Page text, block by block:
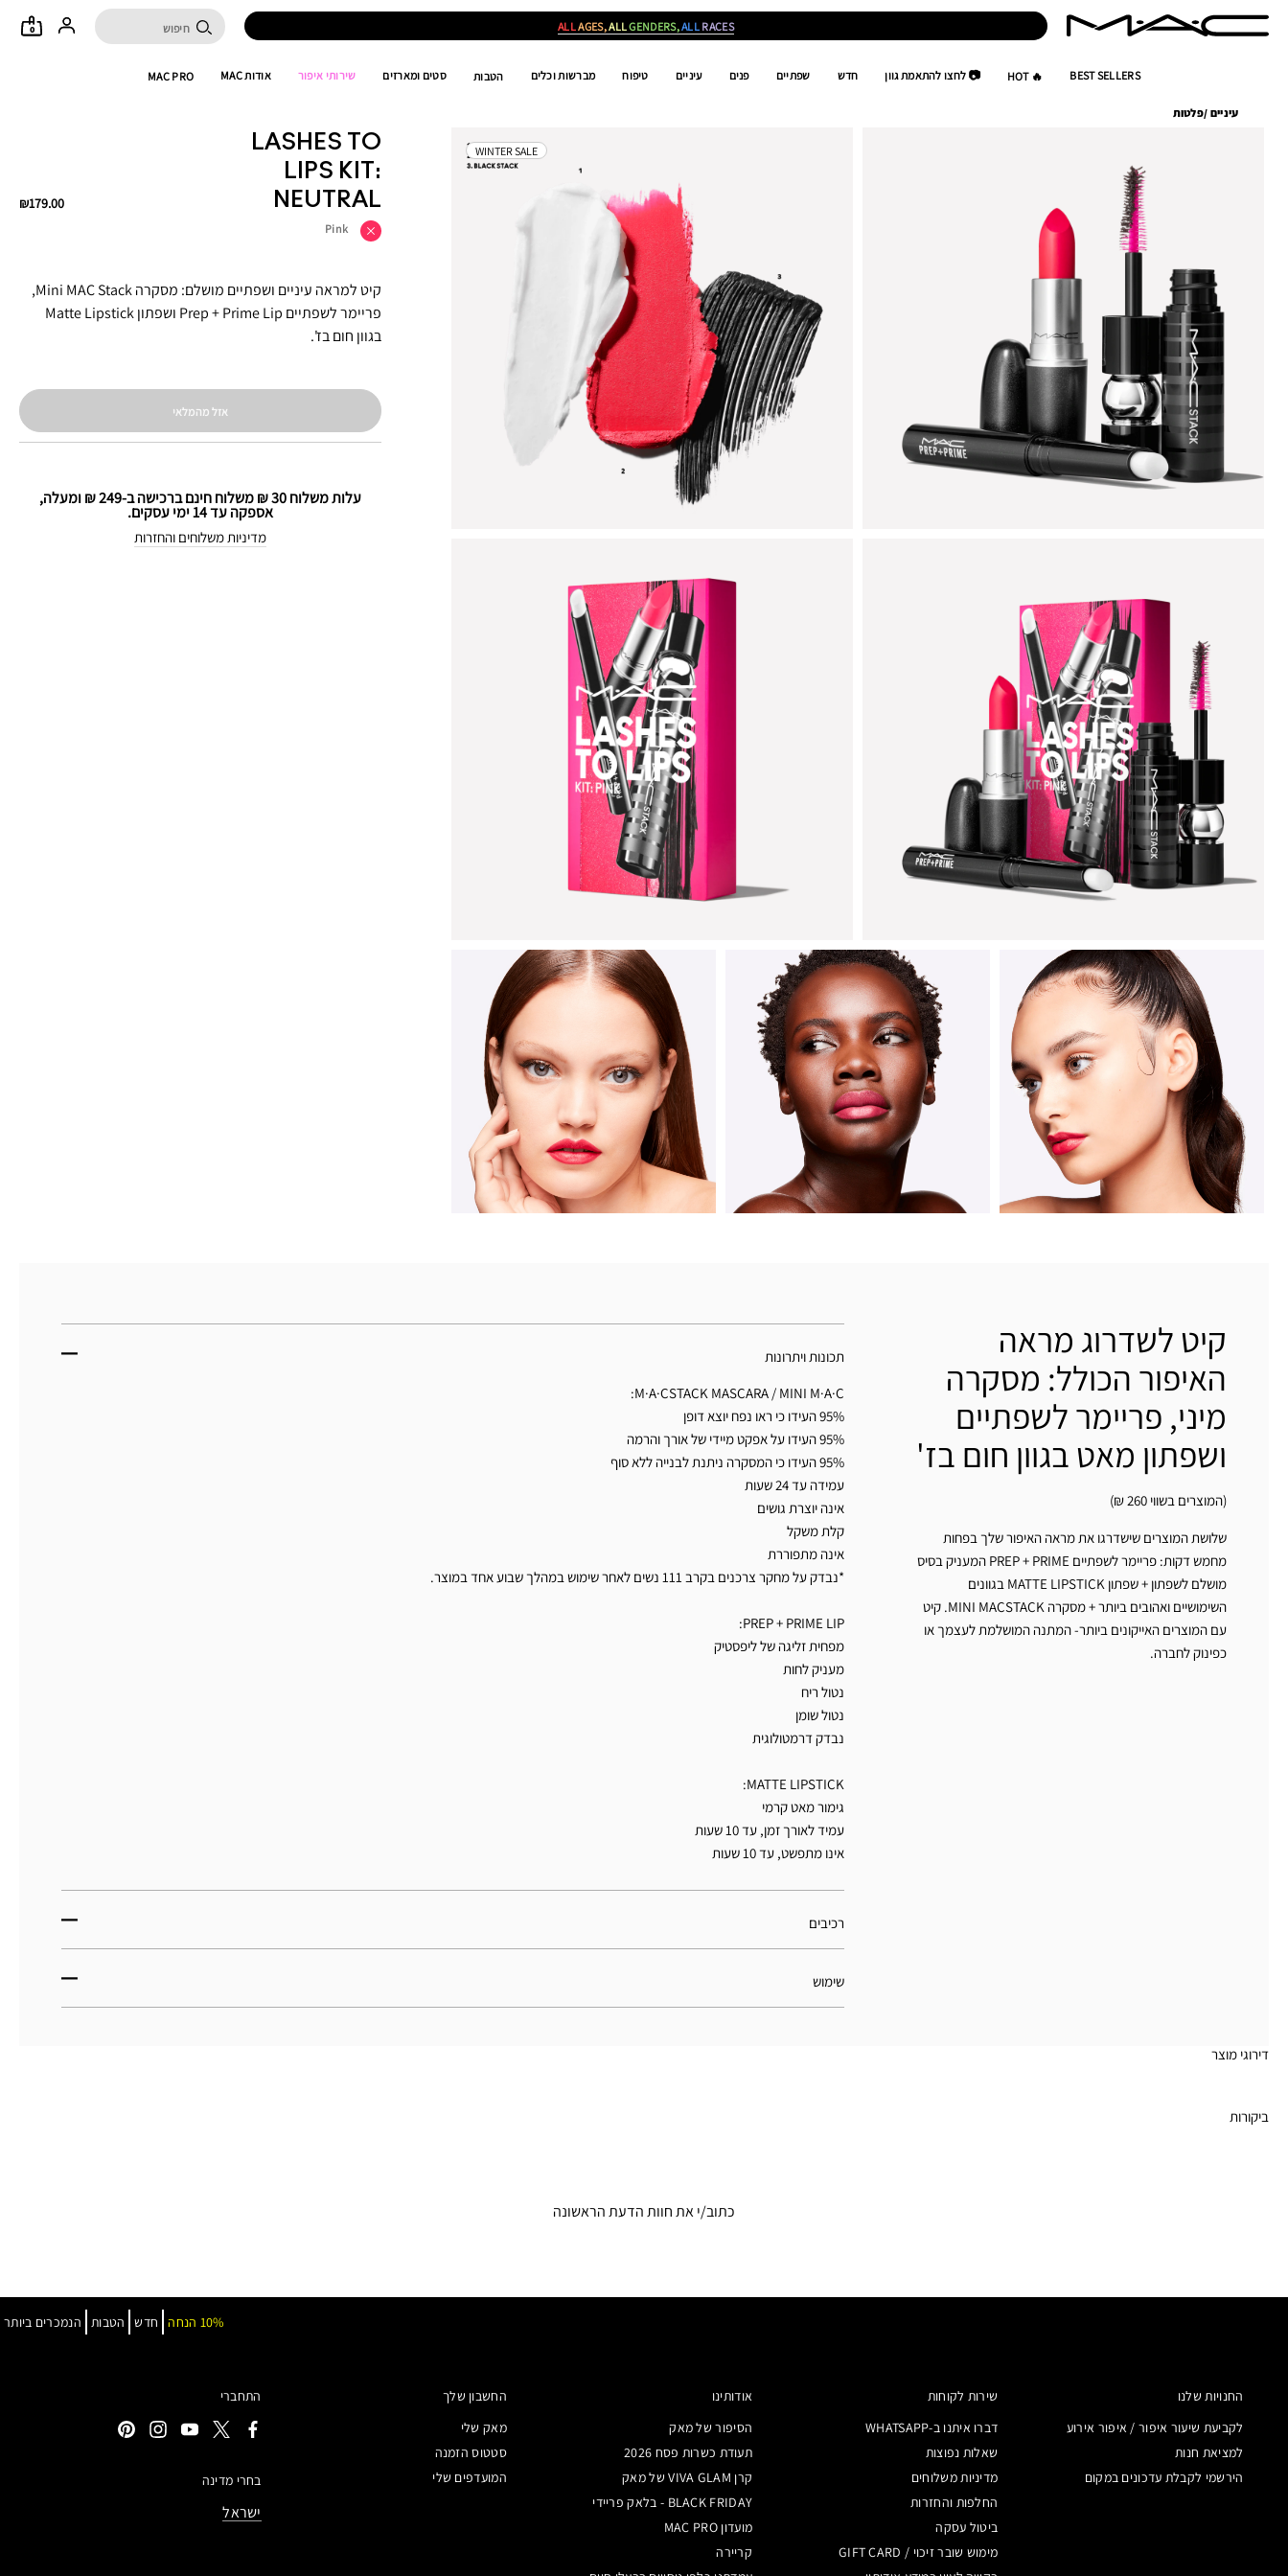
ALLAGES,ALLGENDERS,ALL RACES
0
BEST SELLERS
🔥 HOT 📷 לחצו להתאמת גוון חדש שפתיים פנים עיניים טיפוח מברשות וכלים הטבות סטים ומארזים שירותי איפור אודות MAC MAC PRO
עיניים /פלטות
WINTER SALE
LASHES TO
LIPS KIT:
NEUTRAL
₪179.00
קיט למראה עיניים ושפתיים מושלם: מסקרה Mini MAC Stack,
פריימר לשפתיים Prep + Prime Lip ושפתון Matte Lipstick
בגוון חום בז'.
Pink
אזל מהמלאי
עלות משלוח 30 ₪ משלוח חינם ברכישה ב-249 ₪ ומעלה,
אספקה עד 14 ימי עסקים.
מדיניות משלוחים והחזרות
קיט לשדרוג מראה
האיפור הכולל: מסקרה
מיני, פריימר לשפתיים
ושפתון מאט בגוון חום בז'
(המוצרים בשווי 260 ₪)
שלושת המוצרים שישדרגו את מראה האיפור שלך בפחות
מחמש דקות: פריימר לשפתיים PREP + PRIME המעניק בסיס
מושלם לשפתון + שפתון MATTE LIPSTICK בגוונים
השימושיים ואהובים ביותר + מסקרה MINI MACSTACK. קיט
עם המוצרים האייקונים ביותר- המתנה המושלמת לעצמך או
כפינוק לחברה.
תכונות ויתרונות
M·A·CSTACK MASCARA / MINI M·A·C:
95% העידו כי ראו נפח יוצא דופן
95% העידו על אפקט מיידי של אורך והרמה
95% העידו כי המסקרה ניתנת לבנייה ללא סוף
עמידה עד 24 שעות
אינה יוצרת גושים
קלת משקל
אינה מתפוררת
*נבדק על מחקר צרכנים בקרב 111 נשים לאחר שימוש במהלך שבוע אחד במוצר.
PREP + PRIME LIP:
מפחית זליגה של ליפסטיק
מעניק לחות
נטול ריח
נטול שומן
נבדק דרמטולוגית
MATTE LIPSTICK:
גימור מאט קרמי
עמיד לאורך זמן, עד 10 שעות
אינו מתפשט, עד 10 שעות
רכיבים
שימוש
דירוגי מוצר
ביקורות
כתוב/י את חוות הדעת הראשונה
הנמכרים ביותר הטבות חדש 10% הנחה
החנויות שלנו
לקביעת שיעור איפור / איפור אירוע
למציאת חנות
הירשמי לקבלת עדכונים במקום
שירות לקוחות
דברו איתנו ב-WHATSAPP
שאלות נפוצות
מדיניות משלוחים
החלפות והחזרות
ביטול עסקה
מימוש שובר זיכוי / GIFT CARD
אודותינו
הסיפור של מאק
תעודת כשרות פסח 2026
קרן VIVA GLAM של מאק
BLACK FRIDAY - בלאק פריידי
מועדון MAC PRO
קריירה
החשבון שלך
מאק שלי
סטטוס הזמנה
המועדפים שלי
התחברי
בחרי מדינה
ישראל